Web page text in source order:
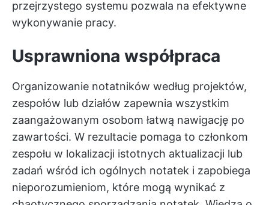
przejrzystego systemu pozwala na efektywne
wykonywanie pracy.
Usprawniona współpraca
Organizowanie notatników według projektów,
zespołów lub działów zapewnia wszystkim
zaangażowanym osobom łatwą nawigację po
zawartości. W rezultacie pomaga to członkom
zespołu w lokalizacji istotnych aktualizacji lub
zadań wśród ich ogólnych notatek i zapobiega
nieporozumieniom, które mogą wynikać z